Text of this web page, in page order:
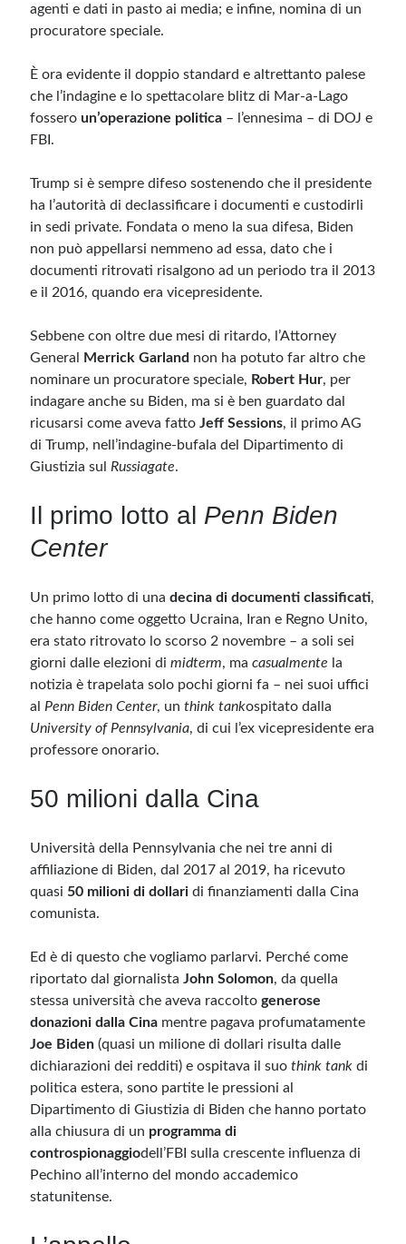
agenti e dati in pasto ai media; e infine, nomina di un
procuratore speciale.
È ora evidente il doppio standard e altrettanto palese
che l’indagine e lo spettacolare blitz di Mar-a-Lago
fosseroun’operazione politica – l’ennesima – di DOJ e
FBI.
Trump si è sempre difeso sostenendo che il presidente
ha l’autorità di declassificare i documenti e custodirli
in sedi private. Fondata o meno la sua difesa, Biden
non può appellarsi nemmeno ad essa, dato che i
documenti ritrovati risalgono ad un periodo tra il 2013
e il 2016, quando era vicepresidente.
Sebbene con oltre due mesi di ritardo, l’Attorney
General
Merrick Garland non ha potuto far altro che
nominare un procuratore speciale, Robert Hur, per
indagare anche su Biden, ma si è ben guardato dal
ricusarsi come aveva fattoJeff Sessions, il primo AG
di Trump, nell’indagine-bufala del Dipartimento di
Giustizia sul Russiagate.
Il primo lotto al Penn Biden
Center
Un primo lotto di unadecina di documenti classificati,
che hanno come oggetto Ucraina, Iran e Regno Unito,
era stato ritrovato lo scorso 2 novembre – a soli sei
giorni dalle elezioni dimidterm, macasualmente la
notizia è trapelata solo pochi giorni fa – nei suoi uffici
al Penn Biden Center, unthink tankospitato dalla
University of Pennsylvania, di cui l’ex vicepresidente era
professore onorario.
50 milioni dalla Cina
Università della Pennsylvania che nei tre anni di
affiliazione di Biden, dal 2017 al 2019, ha ricevuto
quasi 50 milioni di dollari di finanziamenti dalla Cina
comunista.
Ed è di questo che vogliamo parlarvi. Perché come
riportato dal giornalistaJohn Solomon, da quella
stessa università che aveva raccoltogenerose
donazioni dalla Cina mentre pagava profumatamente
Joe Biden (quasi un milione di dollari risulta dalle
dichiarazioni dei redditi) e ospitava il suothink tank di
politica estera, sono partite le pressioni al
Dipartimento di Giustizia di Biden che hanno portato
alla chiusura di un programma di
controspionaggiodell’FBI sulla crescente influenza di
Pechino all’interno del mondo accademico
statunitense.